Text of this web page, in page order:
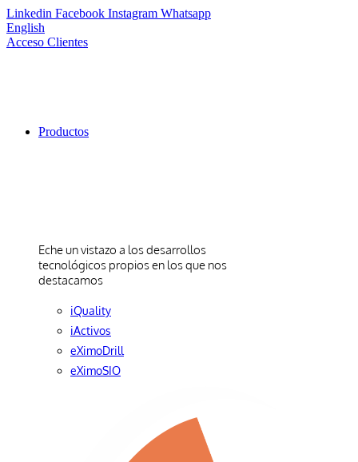
Linkedin Facebook Instagram Whatsapp
English
Acceso Clientes
Productos
Eche un vistazo a los desarrollos
tecnológicos propios en los que nos
destacamos
iQuality
iActivos
eXimoDrill
eXimoSIO